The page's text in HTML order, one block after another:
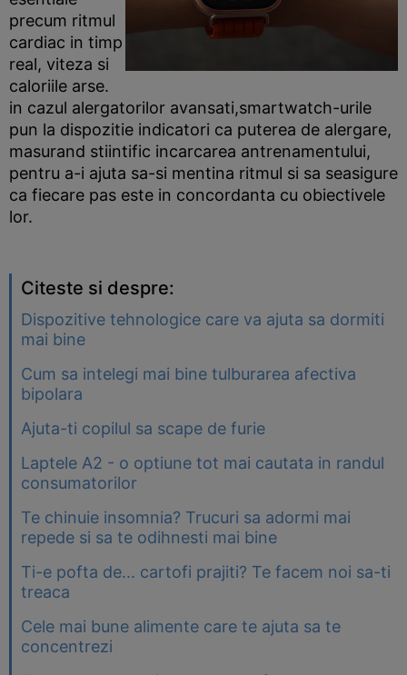
precum ritmul
cardiac in timp
real, viteza si
caloriile arse.
in cazul alergatorilor avansati,smartwatch-urile
pun la dispozitie indicatori ca puterea de alergare,
masurand stiintific incarcarea antrenamentului,
pentru a-i ajuta sa-si mentina ritmul si sa seasigure
ca fiecare pas este in concordanta cu obiectivele
lor.
Citeste si despre:
Dispozitive tehnologice care va ajuta sa dormiti
mai bine
Cum sa intelegi mai bine tulburarea afectiva
bipolara
Ajuta-ti copilul sa scape de furie
Laptele A2 - o optiune tot mai cautata in randul
consumatorilor
Te chinuie insomnia? Trucuri sa adormi mai
repede si sa te odihnesti mai bine
Ti-e pofta de... cartofi prajiti? Te facem noi sa-ti
treaca
Cele mai bune alimente care te ajuta sa te
concentrezi